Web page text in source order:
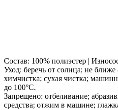
Состав: 100% полиэстер |
Уход: беречь от солнца; не ближе
химчистка; сухая чистка;
до 100°C.
Запрещено: отбеливание;
средства; отжим в машине;